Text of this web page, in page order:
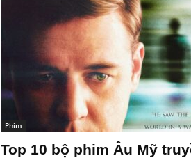
Phim
Top 10 bộ phim Âu Mỹ